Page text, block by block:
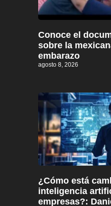
Conoce el
sobre la
embarazo
agosto 8, 2026
¿Cómo está
inteligencia
empresas?: